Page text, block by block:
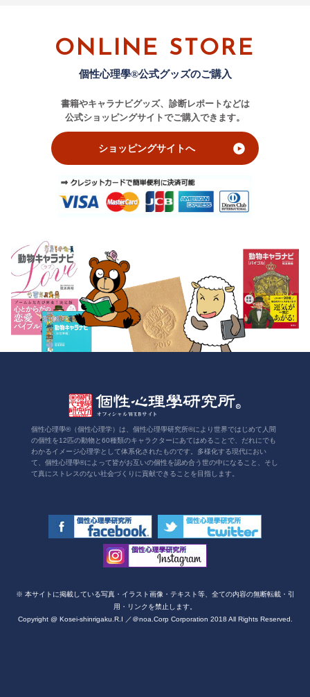
ONLINE STORE
個性心理學®公式グッズのご購入
書籍やキャラナビグッズ、診断レポートなどは
公式ショッピングサイトでご購入できます。
ショッピングサイトへ
個性心理學®（個性心理学）は、個性心理學研究所®により世界ではじめて人間
の個性を12匹の動物と60種類のキャラクターにあてはめることで、だれにでも
わかるイメージ心理学として体系化されたものです。多様化する現代におい
て、個性心理學®によって皆がお互いの個性を認め合う世の中になること、そし
て真にストレスのない社会づくりに貢献できることを目指します。
※ 本サイトに掲載している写真・イラスト画像・テキスト等、全ての内容の無断転載・引
用・リンクを禁止します。
Copyright @ Kosei-shinrigaku.R.I ／＠noa.Corp Corporation 2018 All Rights Reserved.